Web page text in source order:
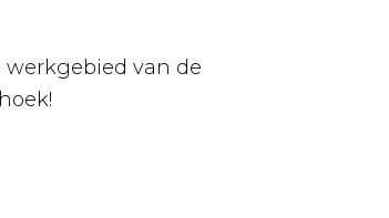
werkgebied van de